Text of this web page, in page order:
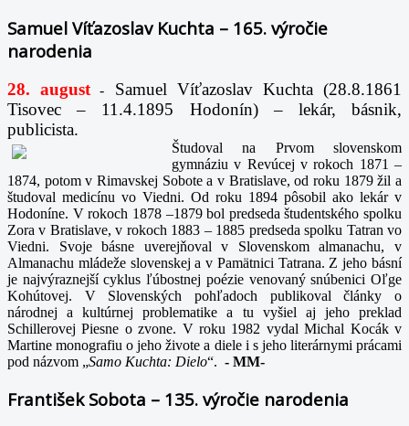
Samuel Víťazoslav Kuchta – 165. výročie
narodenia
28. august -
Samuel Víťazoslav Kuchta (28.8.1861
Tisovec – 11.4.1895 Hodonín) – lekár, básnik,
publicista.
Študoval na Prvom slovenskom
gymnáziu v Revúcej v rokoch 1871 –
1874, potom v Rimavskej Sobote a v Bratislave, od roku 1879 žil a
študoval medicínu vo Viedni. Od roku 1894 pôsobil ako lekár v
Hodoníne. V rokoch 1878 –1879 bol predseda študentského spolku
Zora v Bratislave, v rokoch 1883 – 1885 predseda spolku Tatran vo
Viedni. Svoje básne uverejňoval v Slovenskom almanachu, v
Almanachu mládeže slovenskej a v Pamätnici Tatrana. Z jeho básní
je najvýraznejší cyklus ľúbostnej poézie venovaný snúbenici Oľge
Kohútovej. V Slovenských pohľadoch publikoval články o
národnej a kultúrnej problematike a tu vyšiel aj jeho preklad
Schillerovej Piesne o zvone. V roku 1982 vydal Michal Kocák v
Martine monografiu o jeho živote a diele i s jeho literárnymi prácami
pod názvom „Samo Kuchta: Dielo“. - MM-
František Sobota – 135. výročie narodenia